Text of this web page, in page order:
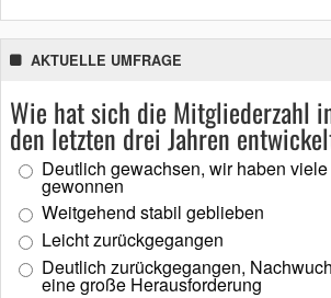
AKTUELLE UMFRAGE
Wie hat sich die Mitgliederzahl
den letzten drei Jahren
Deutlich gewachsen, wir haben
gewonnen
Weitgehend stabil geblieben
Leicht zurückgegangen
Deutlich zurückgegangen,
eine große Herausforderung